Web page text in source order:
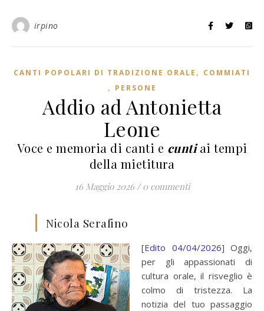
irpino
CANTI POPOLARI DI TRADIZIONE ORALE , COMMIATI
, PERSONE
Addio ad Antonietta
Leone
Voce e memoria di canti e cuntiai tempi
della mietitura
16 Maggio 2026 / 0 commenti
Nicola Serafino
[ Edito 04/04/2026] Oggi,
per gli appassionati di
cultura orale, il risveglio è
colmo di tristezza. La
notizia del tuo passaggio